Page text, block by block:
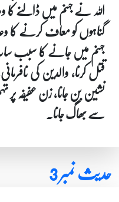
اللہ نے جہنم میں ڈالنے
گناہوں کو معاف کرنے کا
جہنم میں جانے کا سبب
قتل کرنا، والدین کی
نشین بن جانا، زن عفیفہ پر
سے بھاگ جانا۔
حدیث نمبر 3